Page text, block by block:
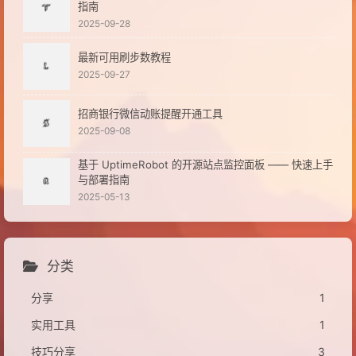
指南
2025-09-28
最新可用刷步数教程
2025-09-27
招商银行微信动账提醒开通工具
2025-09-08
基于 UptimeRobot 的开源站点监控面板 —— 快速上手
与部署指南
2025-05-13
分类
分享
1
实用工具
1
技巧分享
3